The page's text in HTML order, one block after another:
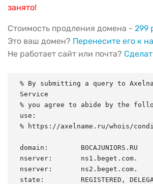
занято!
Стоимость продления домена - 299
Это ваш домен? Перенесите его к
Не работает сайт или почта?
% By submitting a query to
Service
% you agree to abide by the
use:
% https://axelname.ru/whois/
domain:        BOCAJUNIORS.RU
nserver:       ns1.beget.com.
nserver:       ns2.beget.com.
state:         REGISTERED,